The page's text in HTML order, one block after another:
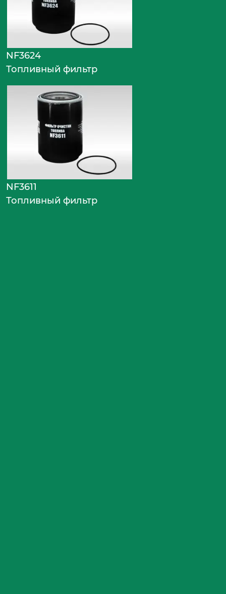
NF3624
Топливный фильтр
NF3611
Топливный фильтр